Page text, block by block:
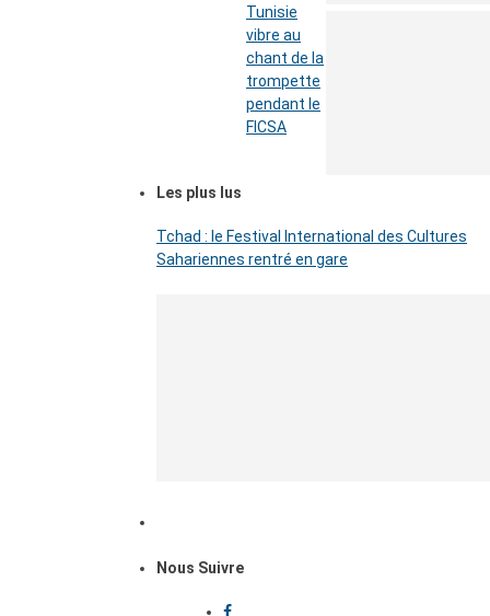
Tunisie
vibre au
chant de la
trompette
pendant le
FICSA
Les plus lus
Tchad : le Festival International des Cultures
Sahariennes rentré en gare
Nous Suivre